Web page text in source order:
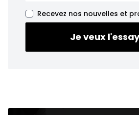
Recevez nos nouvelles et
Je veux